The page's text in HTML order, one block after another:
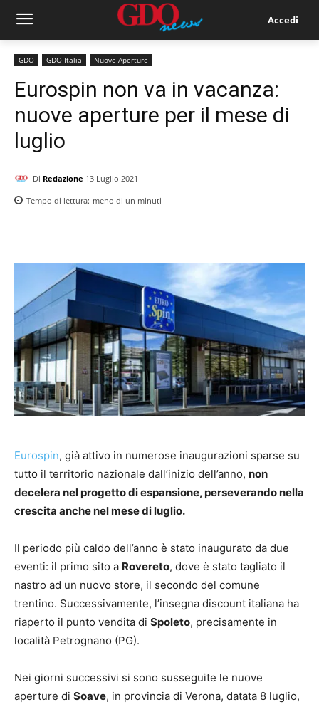
Accedi
GDO GDO Italia Nuove Aperture
Eurospin non va in vacanza:
nuove aperture per il mese di
luglio
Di Redazione 13 Luglio 2021
Tempo di lettura: meno di un minuti
Eurospin, già attivo in numerose inaugurazioni sparse su
tutto il territorio nazionale dall’inizio dell’anno, non
decelera nel progetto di espansione, perseverando nella
crescita anche nel mese di luglio.
Il periodo più caldo dell’anno è stato inaugurato da due
eventi: il primo sito a Rovereto, dove è stato tagliato il
nastro ad un nuovo store, il secondo del comune
trentino. Successivamente, l’insegna discount italiana ha
riaperto il punto vendita di Spoleto, precisamente in
località Petrognano (PG).
Nei giorni successivi si sono susseguite le nuove
aperture di Soave, in provincia di Verona, datata 8 luglio,